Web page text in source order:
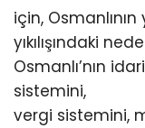
için,
yıkılışındaki
Osmanlı’nın
sistemini,
vergi sistemini,